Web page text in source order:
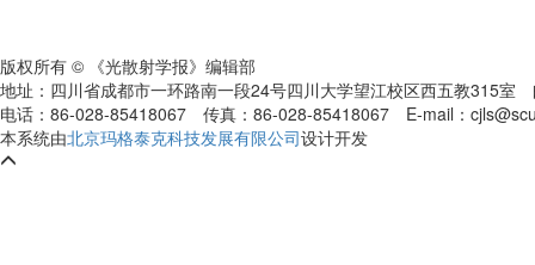
版权所有 © 《光散射学报》编辑部
地址：四川省成都市一环路南一段24号四川大学望江校区西五教315室
电话：86-028-85418067 传真：86-028-85418067 E-mail：
本系统由北京玛格泰克科技发展有限公司设计开发